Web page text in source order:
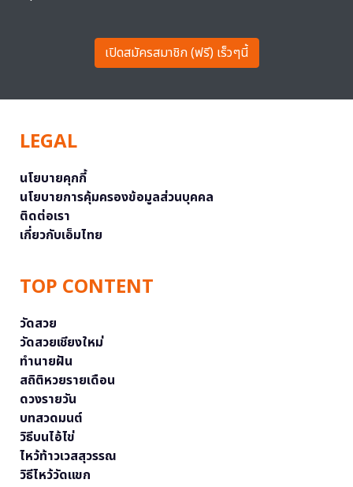
เปิดสมัครสมาชิก (ฟรี) เร็วๆนี้
LEGAL
นโยบายคุกกี้
นโยบายการคุ้มครองข้อมูลส่วนบุคคล
ติดต่อเรา
เกี่ยวกับเอ็มไทย
TOP CONTENT
วัดสวย
วัดสวยเชียงใหม่
ทำนายฝัน
สถิติหวยรายเดือน
ดวงรายวัน
บทสวดมนต์
วิธีบนไอ้ไข่
ไหว้ท้าวเวสสุวรรณ
วิธีไหว้วัดแขก